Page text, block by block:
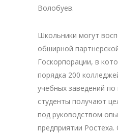
Волобуев.
Школьники могут
обширной
Госкорпорации, в
порядка 200
учебных заведений по
студенты получают
под руководством
предприятии Ростеха.